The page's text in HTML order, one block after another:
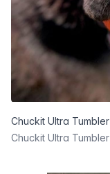
Chuckit Ultra Tumbler
Chuckit Ultra Tumbler